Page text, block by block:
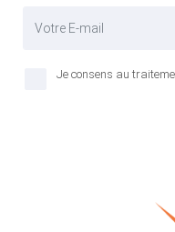
Je consens au